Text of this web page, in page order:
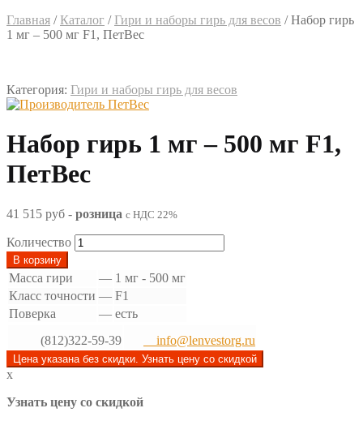
Главная / Каталог / Гири и наборы гирь для весов /Набор гирь
1 мг – 500 мг F1, ПетВес
Категория: Гири и наборы гирь для весов
Набор гирь 1 мг – 500 мг F1,
ПетВес
41 515 руб - розница с НДС 22%
Количество
В корзину
Масса гири — 1 мг - 500 мг
Класс точности — F1
Поверка
— есть
(812)322-59-39
info@lenvestorg.ru
Цена указана без скидки. Узнать цену со скидкой
x
Узнать цену со скидкой